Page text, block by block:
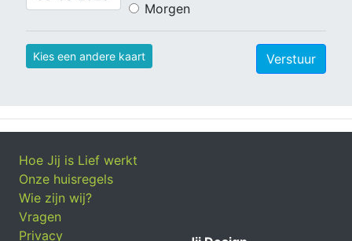
Morgen
Kies een andere kaart Verstuur
Hoe Jij is Lief werkt
Onze huisregels
Wie zijn wij?
Vragen
Privacy